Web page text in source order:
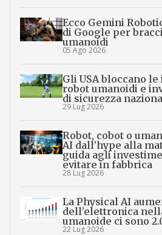
Ecco Gemini
di Google per
umanoidi
05 Ago 2026
Gli USA bloccano
robot umanoidi e
di sicurezza
29 Lug 2026
Robot, cobot o
AI dall’hype alla
guida agli
evitare in fabbrica
28 Lug 2026
La Physical AI
dell’elettronica
umanoide ci sono
22 Lug 2026